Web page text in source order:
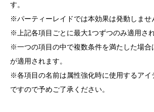
す。
※パーティーレイドでは本効果は発動しませ
※上記各項目ごとに最大1つずつのみ適用され
※一つの項目の中で複数条件を満たした場合
が適用されます。
※各項目の名前は属性強化時に使用するアイ
ですので予めご了承ください。